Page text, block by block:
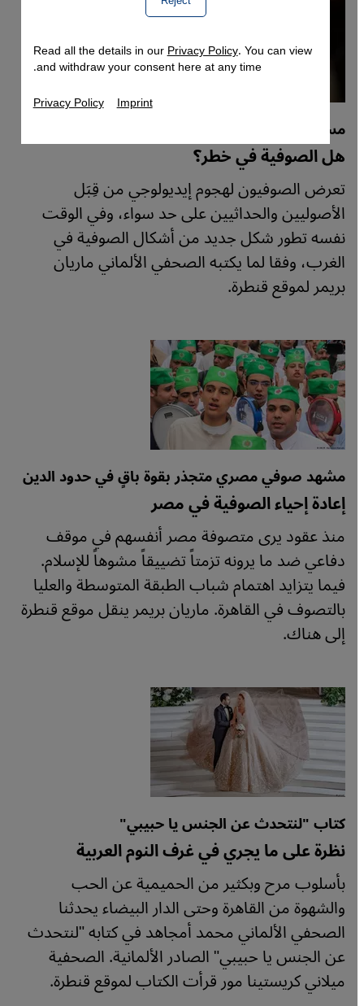
مستقبل التصوف الإسلامي
هل الصوفية في خطر؟
تعرض الصوفيون لهجوم إيديولوجي من قِبَل
الأصوليين والحداثيين على حد سواء، وفي الوقت
نفسه تطور شكل جديد من أشكال الصوفية في
الغرب، وفقا لما يكتبه الصحفي الألماني ماريان
بريمر لموقع قنطرة.
مشهد صوفي مصري متجذر بقوة باقٍ في حدود الدين
إعادة إحياء الصوفية في مصر
منذ عقود يرى متصوفة مصر أنفسهم في موقف
دفاعي ضد ما يرونه تزمتاً تضييقاً مشوهاً للإسلام.
فيما يتزايد اهتمام شباب الطبقة المتوسطة والعليا
بالتصوف في القاهرة. ماريان بريمر ينقل موقع قنطرة
إلى هناك.
كتاب "لنتحدث عن الجنس يا حبيبي"
نظرة على ما يجري في غرف النوم العربية
بأسلوب مرح وبكثير من الحميمية عن الحب
والشهوة من القاهرة وحتى الدار البيضاء يحدثنا
الصحفي الألماني محمد أمجاهد في كتابه "لنتحدث
عن الجنس يا حبيبي" الصادر الألمانية. الصحفية
ميلاني كريستينا مور قرأت الكتاب لموقع قنطرة.
Read all the details in ourPrivacy Policy. You can view
and withdraw your consent here at any time.
Privacy Policy Imprint